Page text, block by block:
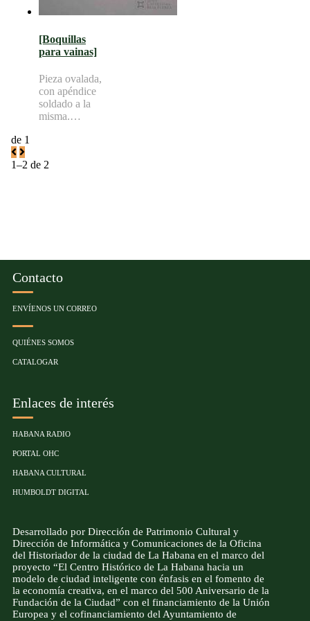
marinas
[Boquillas
para vainas]
Pieza ovalada,
con apéndice
soldado a la
misma.
pequeñas
de 1
1–2 de 2
Contacto
ENVÍENOS UN CORREO
QUIÉNES SOMOS
CATALOGAR
Enlaces de interés
HABANA RADIO
PORTAL OHC
HABANA CULTURAL
HUMBOLDT DIGITAL
Desarrollado por Dirección de Patrimonio Cultural y
Dirección de Informática y Comunicaciones de la Oficina
del Historiador de la ciudad de La Habana en el marco del
proyecto “El Centro Histórico de La Habana hacia un
modelo de ciudad inteligente con énfasis en el fomento de
la economía creativa, en el marco del 500 Aniversario de la
Fundación de la Ciudad” con el financiamiento de la Unión
Europea y el cofinanciamiento del Ayuntamiento de